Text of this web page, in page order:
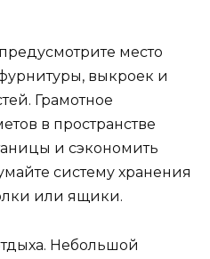
место
выкроек и
Грамотное
в пространстве
и сэкономить
систему хранения
или ящики.
Небольшой